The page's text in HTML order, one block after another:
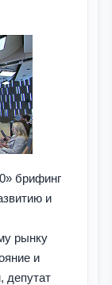
брифинг
и
рынку
и
депутат